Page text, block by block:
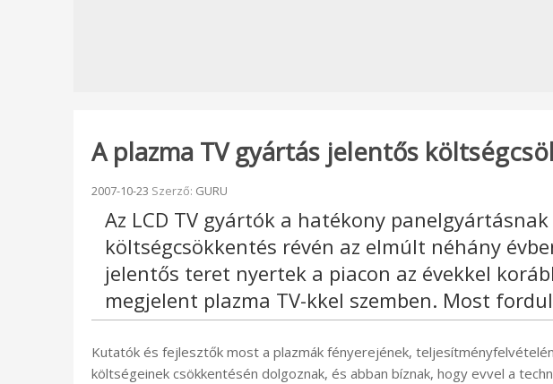
A plazma TV gyártás jelentős
Beküldve:
2007-10-23 Szerző: GURU
Az LCD TV gyártók a hatékony
költségcsökkentés révén az elmúlt néhány
jelentős teret nyertek a piacon az évekkel
megjelent plazma TV-kkel szemben. Most
Kutatók és fejlesztők most a plazmák fényerejének,
költségeinek csökkentésén dolgoznak, és abban bíznak, hogy evvel a